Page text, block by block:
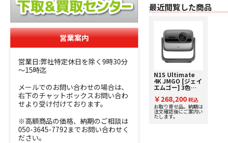
営業案内
営業日:弊社特定休日を除く9時30分
～15時迄
メールでのお問い合わせの場合は、
右下のチャットボックスお問い合わ
せより受け付けております。
※高額商品の価格、納期のご相談は
050-3645-7792までお問い合わせく
ださい。
最近閲覧した商品
N1S Ultimate
4K JMGO [ジェイ
エムゴー] 3色
（RGB）レーザー
搭載ジンバル一体
型 プロジェクター
下取り査定額20%
アップ実施中！
￥268,200 税込
お取り寄せ品。納期は
注文確認後にご案内い
たします。